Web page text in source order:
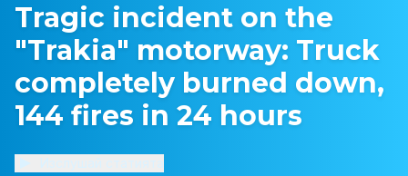
Tragic incident on the
"Trakia" motorway: Truck
completely burned down,
144 fires in 24 hours